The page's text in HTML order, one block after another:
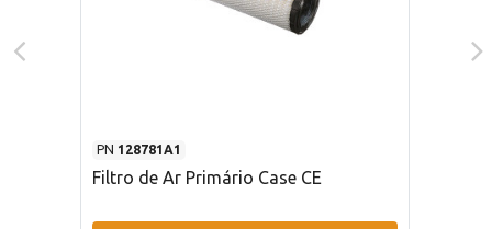
PN 128781A1
Filtro de Ar Primário Case CE